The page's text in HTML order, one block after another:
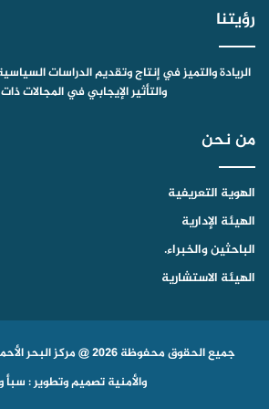
رؤيتنا
الريادة والتميز في إنتاج وتقديم الدراسات
والتأثير الإيجابي في المجالات
من نحن
الهوية التعريفية
الهيئة الإدارية
الباحثين والخبراء.
الهيئة الاستشارية
جميع الحقوق محفوظة 2026 @
والأمنيةتصميم وتطوير : سبأ